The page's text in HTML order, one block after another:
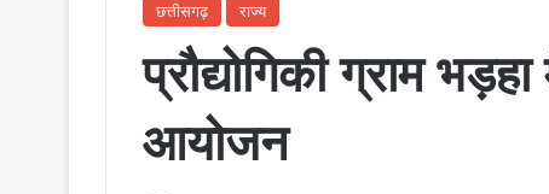
छत्तीसगढ़ राज्य
प्रौद्योगिकी ग्राम
आयोजन